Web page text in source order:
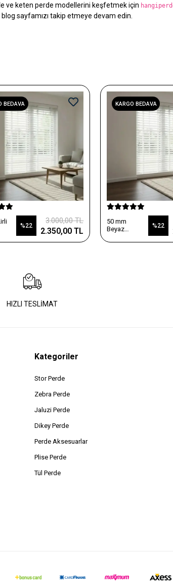
ve keten perde modellerini keşfetmek için
sayfamızı takip etmeye devam edin.
BEDAVA
%22
3.000,00 TL
2.350,00 TL
KARGO BEDAVA
50 mm
Beyaz
Jaluzi Perde
%22
HIZLI TESLİMAT
Kategoriler
Stor Perde
Zebra Perde
Jaluzi Perde
Dikey Perde
Perde Aksesuarlar
Plise Perde
Tül Perde